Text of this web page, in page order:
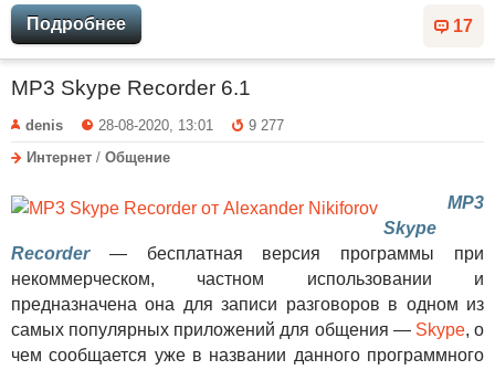
17
Подробнее
MP3 Skype Recorder 6.1
denis 28-08-2020, 13:01
9 277
Интернет / Общение
MP3
Skype
Recorder— бесплатная версия программы при
некоммерческом, частном использовании и
предназначена она для записи разговоров в одном из
самых популярных приложений для общения — Skype, о
чем сообщается уже в названии данного программного